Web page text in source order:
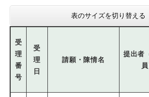
表のサイズを切り替える
受
理
番
号
受
理
日
請願・陳情名
提出者
員